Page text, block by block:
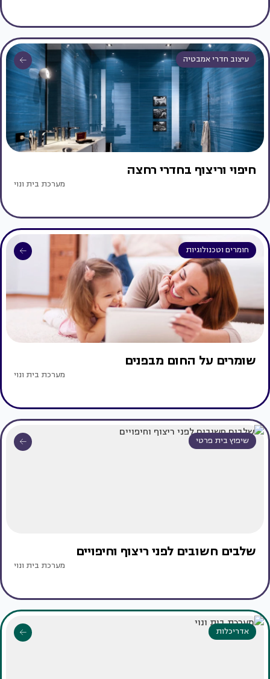
עיצוב חדרי אמבטיה
חיפוי וריצוף בחדרי רחצה
מערכת בית ונוי
חומרים וטכנולוגיות
שומרים על החום מבפנים
מערכת בית ונוי
שיפוץ בית פרטי
שלבים חשובים לפני ריצוף וחיפויים
מערכת בית ונוי
אדריכלות